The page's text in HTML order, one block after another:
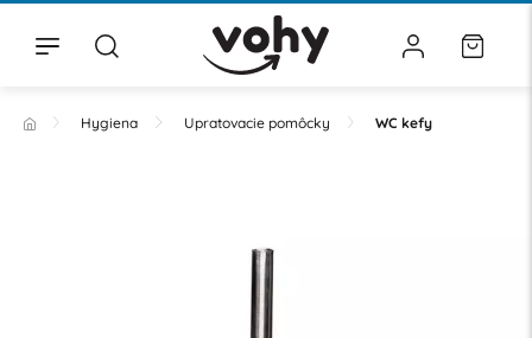
Hygiena Upratovacie pomôcky WC kefy